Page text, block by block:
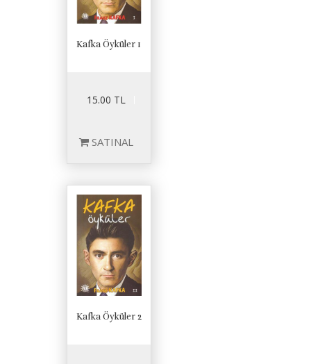
Kafka Öyküler 1
15.00 TL
SATINAL
Kafka Öyküler 2